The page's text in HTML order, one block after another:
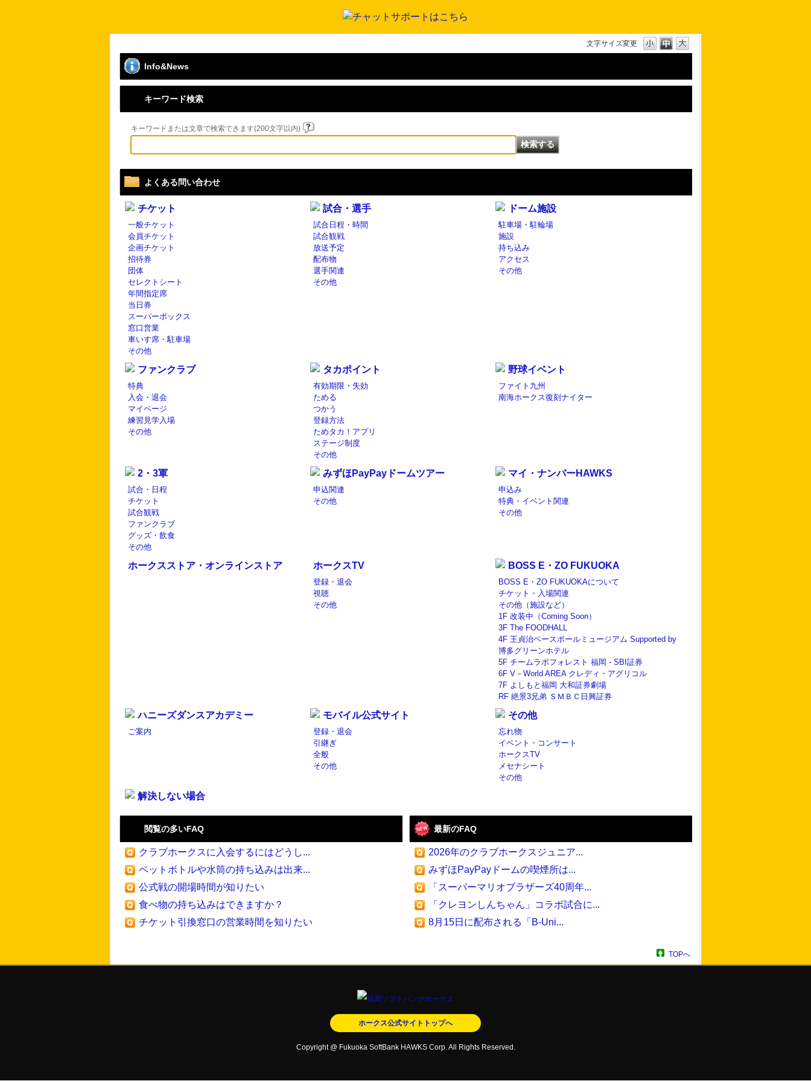
文字サイズ変更
Info&News
キーワード検索
キーワードまたは文章で検索できます(200文字以内)
よくある問い合わせ
チケット
一般チケット
会員チケット
企画チケット
招待券
団体
セレクトシート
年間指定席
当日券
スーパーボックス
窓口営業
車いす席・駐車場
その他
試合・選手
試合日程・時間
試合観戦
放送予定
配布物
選手関連
その他
ドーム施設
駐車場・駐輪場
施設
持ち込み
アクセス
その他
ファンクラブ
特典
入会・退会
マイページ
練習見学入場
その他
タカポイント
有効期限・失効
ためる
つかう
登録方法
ためタカ！アプリ
ステージ制度
その他
野球イベント
ファイト九州
南海ホークス復刻ナイター
2・3軍
試合・日程
チケット
試合観戦
ファンクラブ
グッズ・飲食
その他
みずほPayPayドームツアー
申込関連
その他
マイ・ナンバーHAWKS
申込み
特典・イベント関連
その他
ホークスストア・オンラインストア ホークスTV
登録・退会
視聴
その他
BOSS E・ZO FUKUOKA
BOSS E・ZO FUKUOKAについて
チケット・入場関連
その他（施設など）
1F 改装中（Coming Soon）
3F The FOODHALL
4F 王貞治ベースボールミュージアム Supported by
博多グリーンホテル
5F チームラボフォレスト 福岡 - SBI証券
6F V－World AREA クレディ・アグリコル
7F よしもと福岡 大和証券劇場
RF 絶景3兄弟 ＳＭＢＣ日興証券
ハニーズダンスアカデミー
ご案内
モバイル公式サイト
登録・退会
引継ぎ
全般
その他
その他
忘れ物
イベント・コンサート
ホークスTV
メセナシート
その他
解決しない場合
閲覧の多いFAQ
クラブホークスに入会するにはどうし...
ペットボトルや水筒の持ち込みは出来...
公式戦の開場時間が知りたい
食べ物の持ち込みはできますか？
チケット引換窓口の営業時間を知りたい
最新のFAQ
2026年のクラブホークスジュニア...
みずほPayPayドームの喫煙所は...
「スーパーマリオブラザーズ40周年...
「クレヨンしんちゃん」コラボ試合に...
8月15日に配布される「B-Uni...
TOPへ
ホークス公式サイトトップへ
Copyright @ Fukuoka SoftBank HAWKS Corp. All Rights Reserved.